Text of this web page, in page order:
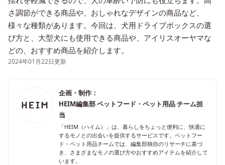
さ調節ができる商品や、おしゃれなデザインの商品など、
様々な種類があります。今回は、犬用ドライブボックスの選
び方と、大型犬にも使用できる商品や、アイリスオーヤマな
どの、おすすめ商品を紹介します。
2024年01月22日更新
企画・制作：
HEIM編集部 ペットフード・ペット用品 チーム担
当
「HEIM（ハイム）」は、暮らしをちょっと便利に、快適に
するモノとの出会いを提供するサービスです。ペットフー
ド・ペット用品チームでは、編集部独自のリサーチに基づ
き、さまざまなモノの選び方やおすすめアイテムを紹介して
います。